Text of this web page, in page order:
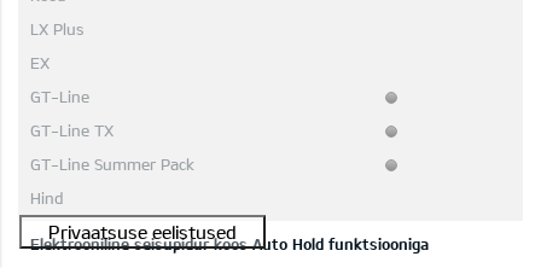
Elektrooniline seisupidur koos Auto Hold funktsiooniga